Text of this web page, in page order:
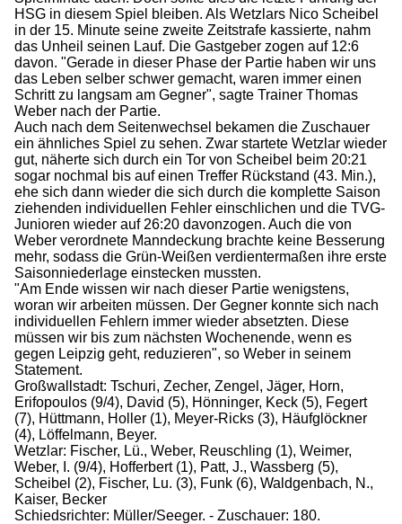
HSG in diesem Spiel bleiben. Als Wetzlars Nico Scheibel
in der 15. Minute seine zweite Zeitstrafe kassierte, nahm
das Unheil seinen Lauf. Die Gastgeber zogen auf 12:6
davon. "Gerade in dieser Phase der Partie haben wir uns
das Leben selber schwer gemacht, waren immer einen
Schritt zu langsam am Gegner", sagte Trainer Thomas
Weber nach der Partie.
Auch nach dem Seitenwechsel bekamen die Zuschauer
ein ähnliches Spiel zu sehen. Zwar startete Wetzlar wieder
gut, näherte sich durch ein Tor von Scheibel beim 20:21
sogar nochmal bis auf einen Treffer Rückstand (43. Min.),
ehe sich dann wieder die sich durch die komplette Saison
ziehenden individuellen Fehler einschlichen und die TVG-
Junioren wieder auf 26:20 davonzogen. Auch die von
Weber verordnete Manndeckung brachte keine Besserung
mehr, sodass die Grün-Weißen verdientermaßen ihre erste
Saisonniederlage einstecken mussten.
"Am Ende wissen wir nach dieser Partie wenigstens,
woran wir arbeiten müssen. Der Gegner konnte sich nach
individuellen Fehlern immer wieder absetzten. Diese
müssen wir bis zum nächsten Wochenende, wenn es
gegen Leipzig geht, reduzieren", so Weber in seinem
Statement.
Großwallstadt: Tschuri, Zecher, Zengel, Jäger, Horn,
Erifopoulos (9/4), David (5), Hönninger, Keck (5), Fegert
(7), Hüttmann, Holler (1), Meyer-Ricks (3), Häufglöckner
(4), Löffelmann, Beyer.
Wetzlar: Fischer, Lü., Weber, Reuschling (1), Weimer,
Weber, I. (9/4), Hofferbert (1), Patt, J., Wassberg (5),
Scheibel (2), Fischer, Lu. (3), Funk (6), Waldgenbach, N.,
Kaiser, Becker
Schiedsrichter: Müller/Seeger. - Zuschauer: 180.